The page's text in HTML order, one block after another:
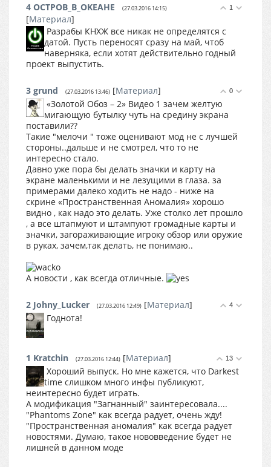
1
4 OCTPOB_B_OKEAHE (27.03.2016 14:15)
[Материал]
Разрабы КНХЖ все никак не определятся с
датой. Пусть переносят сразу на май, чтоб
наверняка, если хотят действительно годный
проект выпустить.
0
3 grund (27.03.2016 13:46) [Материал]
«Золотой Обоз – 2» Видео 1 зачем желтую
мигающую бутылку чуть на средину экрана
поставили??
Такие "мелочи " тоже оценивают мод не с лучшей
стороны..дальше и не смотрел, что то не
интересно стало.
Давно уже пора бы делать значки и карту на
экране маленькими и не лезущими в глаза. за
примерами далеко ходить не надо - ниже на
скрине «Пространственная Аномалия» хорошо
видно , как надо это делать. Уже столко лет прошло
, а все штапмуют и штампуют громадные карты и
значки, загораживающие игроку обзор или оружие
в руках, зачем,так делать, не понимаю..
А новости , как всегда отличные.
4
2 Johny_Lucker (27.03.2016 12:49) [Материал]
Годнота!
13
1 Kratchin (27.03.2016 12:44) [Материал]
Хороший выпуск. Но мне кажется, что Darkest
time слишком много инфы публикуют,
неинтересно будет играть.
А модификация "Загнанный" заинтересовала....
"Phantoms Zone" как всегда радует, очень жду!
"Пространственная аномалия" как всегда радует
новостями. Думаю, такое нововведение будет не
лишней в данном моде